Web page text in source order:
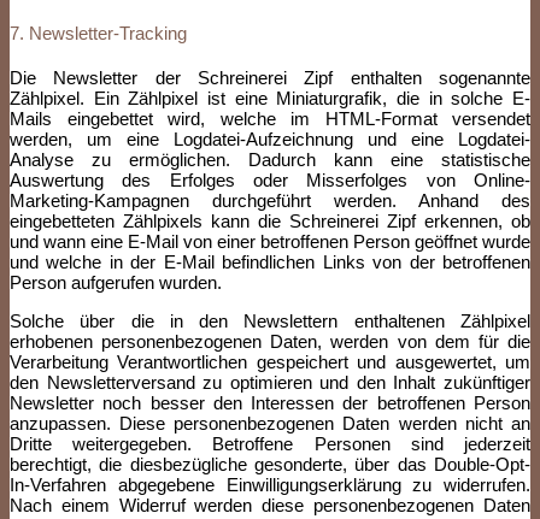
7. Newsletter-Tracking
Die Newsletter der Schreinerei Zipf enthalten sogenannte
Zählpixel. Ein Zählpixel ist eine Miniaturgrafik, die in solche E-
Mails eingebettet wird, welche im HTML-Format versendet
werden, um eine Logdatei-Aufzeichnung und eine Logdatei-
Analyse zu ermöglichen. Dadurch kann eine statistische
Auswertung des Erfolges oder Misserfolges von Online-
Marketing-Kampagnen durchgeführt werden. Anhand des
eingebetteten Zählpixels kann die Schreinerei Zipf erkennen, ob
und wann eine E-Mail von einer betroffenen Person geöffnet wurde
und welche in der E-Mail befindlichen Links von der betroffenen
Person aufgerufen wurden.
Solche über die in den Newslettern enthaltenen Zählpixel
erhobenen personenbezogenen Daten, werden von dem für die
Verarbeitung Verantwortlichen gespeichert und ausgewertet, um
den Newsletterversand zu optimieren und den Inhalt zukünftiger
Newsletter noch besser den Interessen der betroffenen Person
anzupassen. Diese personenbezogenen Daten werden nicht an
Dritte weitergegeben. Betroffene Personen sind jederzeit
berechtigt, die diesbezügliche gesonderte, über das Double-Opt-
In-Verfahren abgegebene Einwilligungserklärung zu widerrufen.
Nach einem Widerruf werden diese personenbezogenen Daten